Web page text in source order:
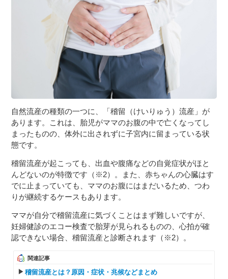
自然流産の種類の一つに、「稽留（けいりゅう）流産」が
あります。これは、胎児がママのお腹の中で亡くなってし
まったものの、体外に出されずに子宮内に留まっている状
態です。
稽留流産が起こっても、出血や腹痛などの自覚症状がほと
んどないのが特徴です（※2）。また、赤ちゃんの心臓はす
でに止まっていても、ママのお腹にはまだいるため、つわ
りが継続するケースもあります。
ママが自分で稽留流産に気づくことはまず難しいですが、
妊婦健診のエコー検査で胎芽が見られるものの、心拍が確
認できない場合、稽留流産と診断されます（※2）。
関連記事
稽留流産とは？原因・症状・兆候などまとめ